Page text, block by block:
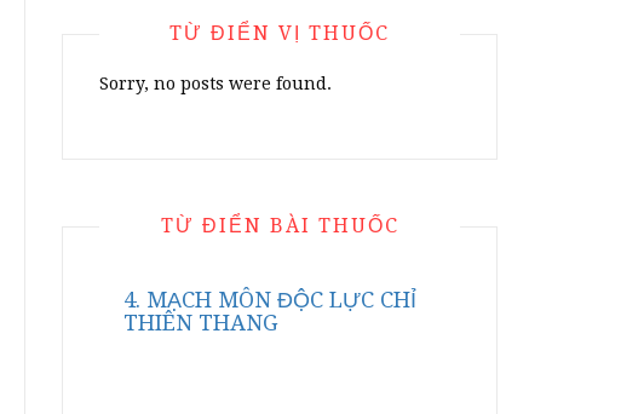
TỪ ĐIỂN VỊ THUỐC
Sorry, no posts were found.
TỪ ĐIỂN BÀI THUỐC
4. MẠCH MÔN ĐỘC LỰC CHỈ
THIÊN THANG